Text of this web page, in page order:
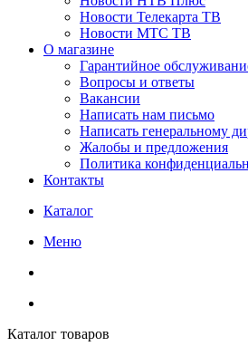
Новости Телекарта ТВ
Новости МТС ТВ
О магазине
Гарантийное
Вопросы и ответы
Вакансии
Написать нам письмо
Написать генеральному
Жалобы и предложения
Политика
Контакты
Каталог
Меню
Каталог товаров